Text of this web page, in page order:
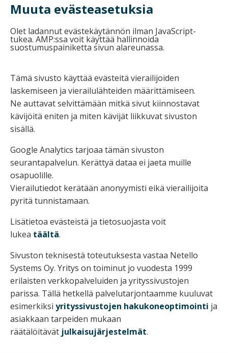
Muuta evästeasetuksia
Olet ladannut evästekäytännön ilman JavaScript-
tukea. AMP:ssa voit käyttää hallinnoida
suostumuspainiketta sivun alareunassa.
Tämä sivusto käyttää evästeitä vierailijoiden
laskemiseen ja vierailulähteiden määrittämiseen.
Ne auttavat selvittämään mitkä sivut kiinnostavat
kävijöitä eniten ja miten kävijät liikkuvat sivuston
sisällä.
Google Analytics tarjoaa tämän sivuston
seurantapalvelun. Kerättyä dataa ei jaeta muille
osapuolille.
Vierailutiedot kerätään anonyymisti eikä vierailijoita
pyritä tunnistamaan.
Lisätietoa evästeistä ja tietosuojasta voit
lukea täältä.
Sivuston teknisestä toteutuksesta vastaa Netello
Systems Oy. Yritys on ​toiminut jo vuodesta 1999
erilaisten verkkopalveluiden ja yrityssivustojen
parissa. Tällä hetkellä palvelutarjontaamme kuuluvat
esimerkiksi yrityssivustojen hakukoneoptimointi ja
asiakkaan tarpeiden mukaan
räätälöitävät julkaisujärjestelmät.